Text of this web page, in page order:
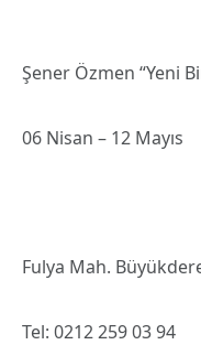
Şener Özmen “Yeni
06 Nisan – 12 Mayıs
Fulya Mah.
Tel: 0212 259 03 94